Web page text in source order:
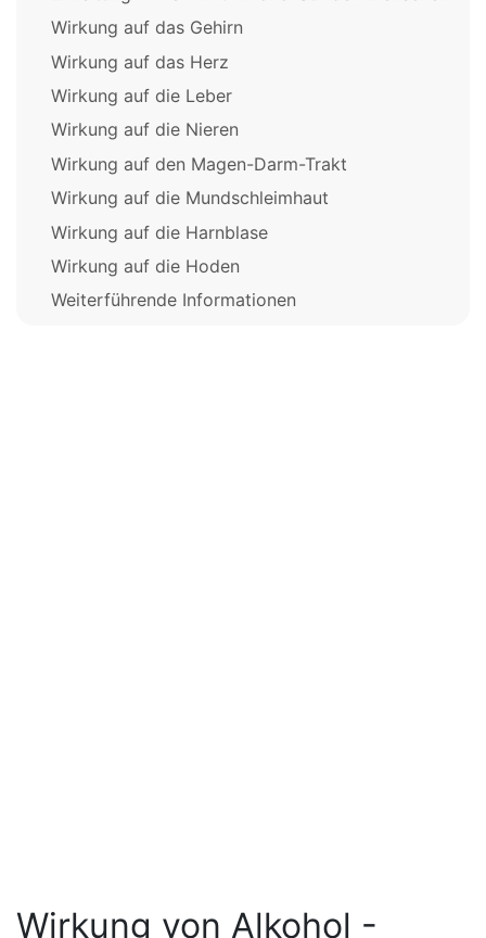
Wirkung auf das Gehirn
Wirkung auf das Herz
Wirkung auf die Leber
Wirkung auf die Nieren
Wirkung auf den Magen-Darm-Trakt
Wirkung auf die Mundschleimhaut
Wirkung auf die Harnblase
Wirkung auf die Hoden
Weiterführende Informationen
Wirkung von Alkohol -